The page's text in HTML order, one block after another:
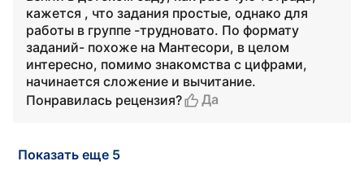
кажется , что задания простые, однако для
работы в группе -трудновато. По формату
заданий- похоже на Мантесори, в целом
интересно, помимо знакомства с цифрами,
начинается сложение и вычитание.
Понравилась рецензия?
Да
Показать еще 5